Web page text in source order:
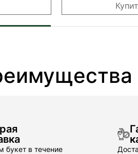
букет в течение